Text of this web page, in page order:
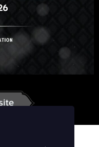
ภาษาไทย
Japanese
Vietnamese